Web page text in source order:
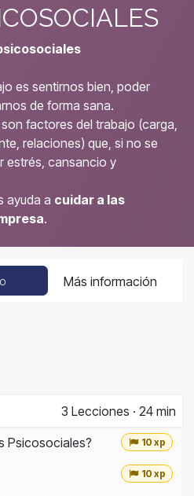
es sentirnos bien, poder
de forma sana.
factores del trabajo (carga,
relaciones) que, si no se
estrés, cansancio y
ayuda a cuidar a las
.
Más información
3 Lecciones · 24 min
Psicosociales?
10 xp
10 xp